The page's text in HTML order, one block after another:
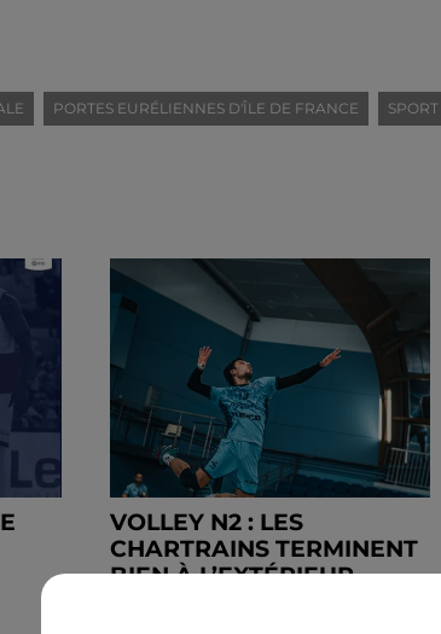
PORTES EURÉLIENNES D'ÎLE DE FRANCE SPORT
VOLLEY N2 : LES
CHARTRAINS TERMINENT
BIEN À L’EXTÉRIEUR